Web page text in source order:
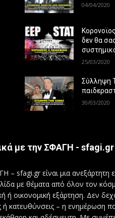
04/04/2020
δεν θα
25/03/2020
Σύλληψη
30/03/2020
με την ΣΦΑΓΗ - sfagi.gr
– sfagi.gr είναι μια ανεξάρτητη
με θέματα από όλον τον
ή οικονομική εξάρτηση. Δεν
ή κατευθύνσεις – η ενημέρωση